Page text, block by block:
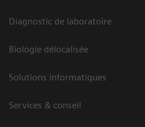
Diagnostic de laboratoire
Biologie délocalisée
Solutions informatiques
Services & conseil